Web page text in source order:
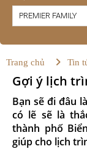
PREMIER FAMILY
Trang chủ Tin
Gợi ý lịch
Bạn sẽ đi đâu
có lẽ sẽ là
thành phố
giúp cho lịch